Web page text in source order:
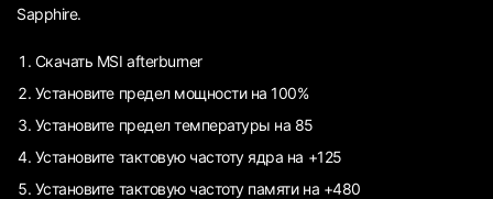
Sapphire.
Скачать MSI afterburner
Установите предел мощности на 100%
Установите предел температуры на 85
Установите тактовую частоту ядра на +125
Установите тактовую частоту памяти на +480